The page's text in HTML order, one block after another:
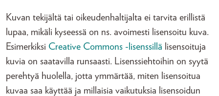
Kuvan tekijältä tai oikeudenhaltijalta ei tarvita erillistä
lupaa, mikäli kyseessä on ns. avoimesti lisensoitu kuva.
Esimerkiksi Creative Commons -lisenssillä lisensoituja
kuvia on saatavilla runsaasti. Lisenssiehtoihin on syytä
perehtyä huolella, jotta ymmärtää, miten lisensoitua
kuvaa saa käyttää ja millaisia vaikutuksia lisensoidun